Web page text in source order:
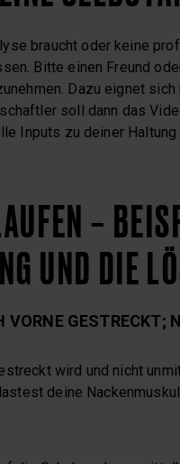
braucht oder keine
Bitte einen Freund
Dazu eignet
soll dann das
Inputs zu deiner
–
UND DIE
GESTRECKT;
wird und nicht
deine